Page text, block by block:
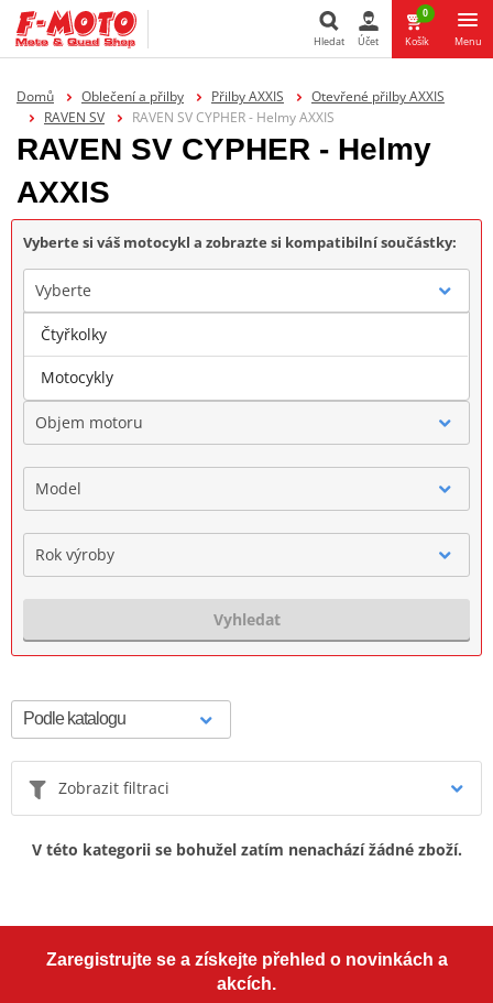
Hledat
Hledat Účet
0
Košík Menu
Domů Oblečení a přilby Přilby AXXIS
Otevřené přilby AXXIS
RAVEN SV
RAVEN SV CYPHER - Helmy AXXIS
RAVEN SV CYPHER - Helmy
AXXIS
Vyberte si váš motocykl a zobrazte si kompatibilní součástky:
Vyberte
Značka
Objem motoru
Model
Rok výroby
Vyhledat
Zobrazit filtraci
V této kategorii se bohužel zatím nenachází žádné zboží.
Zaregistrujte se a získejte přehled o novinkách a
akcích.
Čtyřkolky
Motocykly